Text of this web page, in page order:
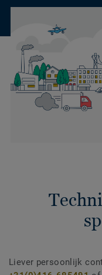
Liever persoonlijk